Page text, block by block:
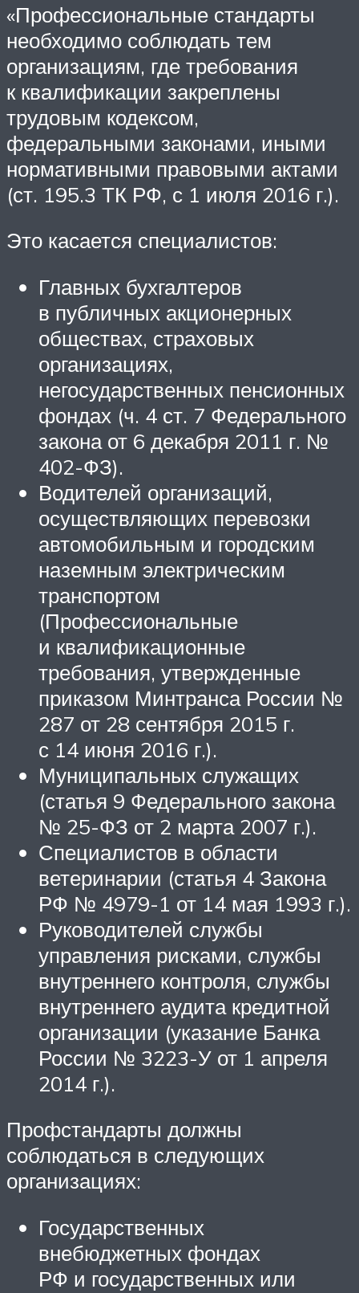
«Профессиональные стандарты
необходимо соблюдать тем
организациям, где требования
к квалификации закреплены
трудовым кодексом,
федеральными законами, иными
нормативными правовыми актами
(ст. 195.3 ТК РФ, с 1 июля 2016 г.).
Это касается специалистов:
Главных бухгалтеров
в публичных акционерных
обществах, страховых
организациях,
негосударственных пенсионных
фондах (ч. 4 ст. 7 Федерального
закона от 6 декабря 2011 г. №
402-ФЗ).
Водителей организаций,
осуществляющих перевозки
автомобильным и городским
наземным электрическим
транспортом
(Профессиональные
и квалификационные
требования, утвержденные
приказом Минтранса России №
287 от 28 сентября 2015 г.
с 14 июня 2016 г.).
Муниципальных служащих
(статья 9 Федерального закона
№ 25-ФЗ от 2 марта 2007 г.).
Специалистов в области
ветеринарии (статья 4 Закона
РФ № 4979-1 от 14 мая 1993 г.).
Руководителей службы
управления рисками, службы
внутреннего контроля, службы
внутреннего аудита кредитной
организации (указание Банка
России № 3223-У от 1 апреля
2014 г.).
Профстандарты должны
соблюдаться в следующих
организациях:
Государственных
внебюджетных фондах
РФ и государственных или